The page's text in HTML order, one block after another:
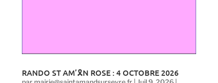
RANDO ST AM’🎗️N ROSE : 4 OCTOBRE 2026